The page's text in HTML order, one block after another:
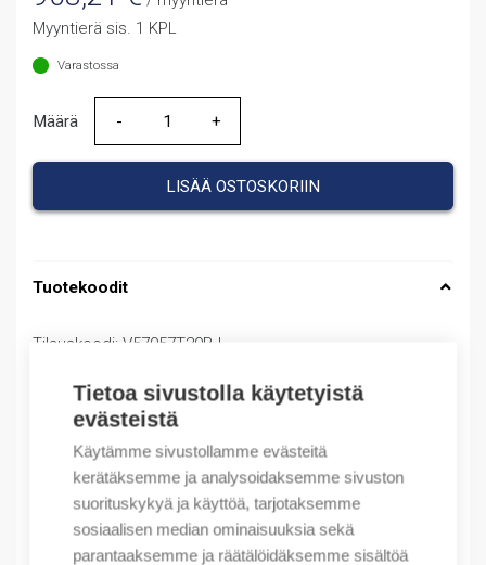
Tietoa sivustolla käytetyistä
evästeistä
Käytämme sivustollamme evästeitä
kerätäksemme ja analysoidaksemme sivuston
suorituskykyä ja käyttöä, tarjotaksemme
sosiaalisen median ominaisuuksia sekä
parantaaksemme ja räätälöidäksemme sisältöä
Myyntierä sis. 1 KPL
Varastossa
Määrä
Määrä
LISÄÄ OSTOSKORIIN
Tuotekoodit
Tilauskoodi: V57057T20BJ
Valmistajan tuotenumero: V570-57-T20B-J
Tuotteen tullikoodi: 85389099
Kuvaus
Lisätiedot